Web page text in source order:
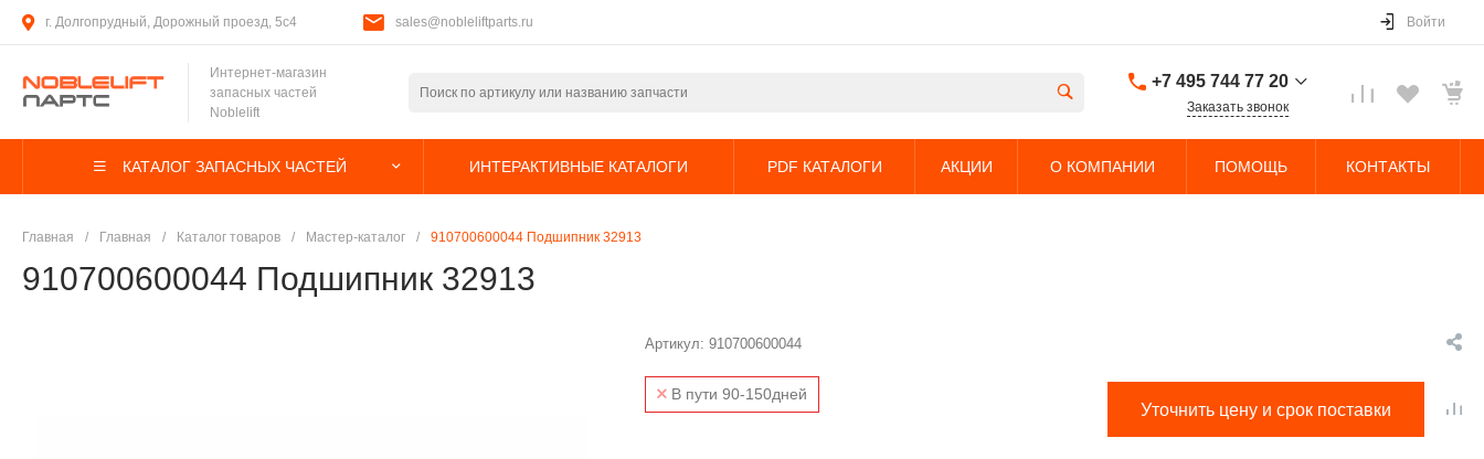
г. Долгопрудный, Дорожный проезд, 5с4 sales@nobleliftparts.ru Войти
Интернет-магазин
запасных частей
Noblelift
+7 495 744 77 20
г. Долгопрудный,
Заказать звонок
КАТАЛОГ ЗАПАСНЫХ ЧАСТЕЙ ИНТЕРАКТИВНЫЕ КАТАЛОГИ PDF КАТАЛОГИ АКЦИИ О КОМПАНИИ ПОМОЩЬ КОНТАКТЫ
Главная / Главная / Каталог товаров / Мастер-каталог / 910700600044 Подшипник 32913
910700600044 Подшипник 32913
Артикул:910700600044
В пути 90-150дней
Уточнить цену и срок поставки